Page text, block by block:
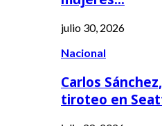
julio 30, 2026
Nacional
Carlos
tiroteo en